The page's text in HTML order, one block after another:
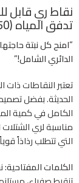
تدفق المياه (50 قطعة)
“امنح كل نبتة
الدائري الشامل!”
الحديثة. بفضل
الكامل في كمية
مناسبة لري الشتلات
التي تتطلب رذاذاً
الكلمات المفتاحية: